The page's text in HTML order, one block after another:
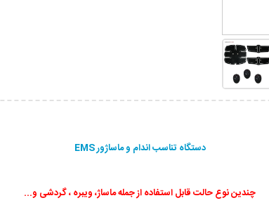
دستگاه تناسب اندام و ماساژور EMS
چندین نوع حالت قابل استفاده از جمله ماساژ، ویبره ، گردشی و...